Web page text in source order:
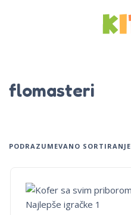
flomasteri
PODRAZUMEVANO SORTIRANJE